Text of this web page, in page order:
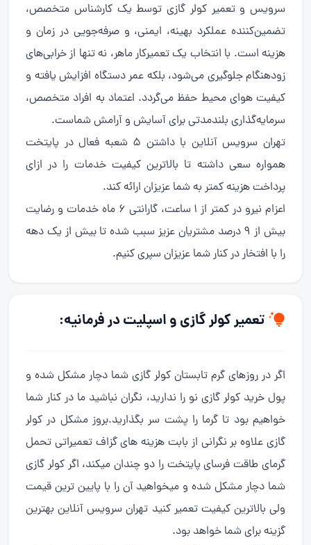
سرویس و تعمیر کولر گازی توسط یک کارشناس متخصص،
تضمین‌کننده عملکرد بهینه، ایمنی، و صرفه‌جویی در زمان و
هزینه است. با انتخاب یک تعمیرکار ماهر، نه تنها از خرابی‌های
زودهنگام جلوگیری می‌شود، بلکه عمر دستگاه افزایش یافته و
کیفیت هوای محیط حفظ می‌گردد. اعتماد به افراد متخصص،
سرمایه‌گذاری بلندمدتی برای آسایش و آرامش شماست.
تهران سرویس آنلاین با داشتن 5 شعبه فعال در پایتخت
همواره سعی داشته تا بالاترین کیفیت خدمات را در ازای
پرداخت هزینه کمتر به شما عزیزان ارائه کند.
اعزام نیرو در کمتر از 1 ساعت، گارانتی 6 ماه خدمات و رضایت
بیش از 9 درصد مشتریان عزیز سبب شده تا بیش از یک دهه
را با افتخار در کنار شما عزیزان سپری کنیم.
تعمیر کولر گازی و اسپلیت در فرمانیه:
اگر در روزهای گرم تابستان کولر گازی شما دچار مشکل شده و
پول خرید کولر گازی نو را ندارید، نگران نباشید ما در کنار شما
خواهیم بود تا گرما را پشت سر بگذارید.بروز مشکل در کولر
گازی علاوه بر نگرانی از بابت هزینه های گزاف تعمیراتی تحمل
گرمای طاقت فرسای پایتخت را دو چندان میکند، اگر کولر گازی
شما دچار مشکل شده و میخواهید آن را با پایین ترین قیمت
ولی بالاترین کیفیت تعمیر کنید تهران سرویس آنلاین بهترین
گزینه برای شما خواهد بود.